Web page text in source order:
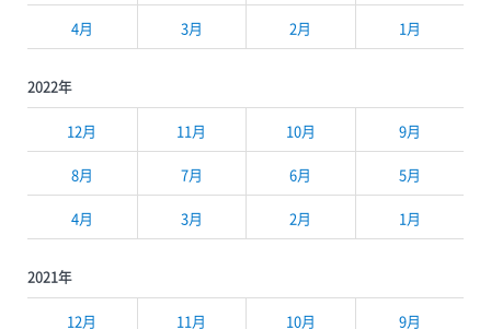
4月 3月 2月 1月
2022年
12月 11月 10月 9月
8月 7月 6月 5月
4月 3月 2月 1月
2021年
12月 11月 10月 9月